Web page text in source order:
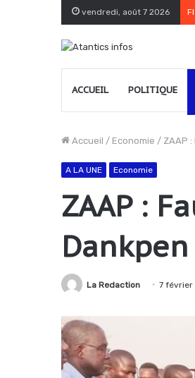
vendredi, août 7 2026
ACCUEIL POLITIQUE
Accueil / Economie / ZAAP
A LA UNE Economie
ZAAP :
La Redaction 7 février